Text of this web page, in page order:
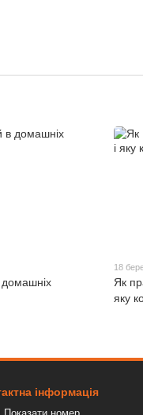
домашніх
18
Як
яку
інформація